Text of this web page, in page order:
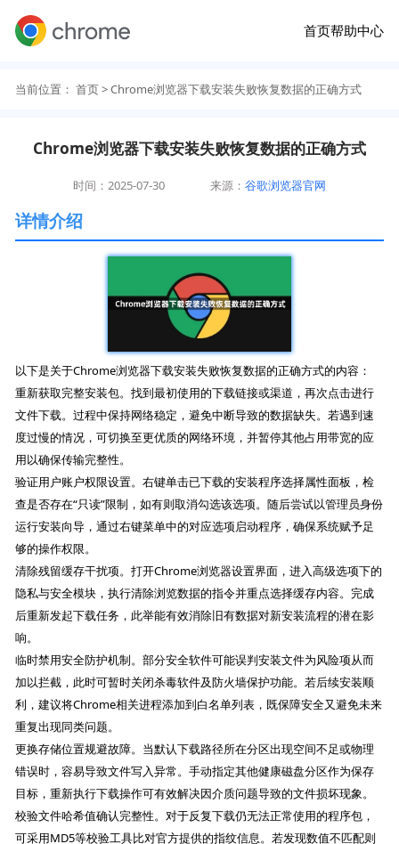
首页帮助中心
当前位置： 首页> Chrome浏览器下载安装失败恢复数据的正确方式
Chrome浏览器下载安装失败恢复数据的正确方式
时间：2025-07-30 来源：谷歌浏览器官网
详情介绍
以下是关于Chrome浏览器下载安装失败恢复数据的正确方式的内容：
重新获取完整安装包。找到最初使用的下载链接或渠道，再次点击进行
文件下载。过程中保持网络稳定，避免中断导致的数据缺失。若遇到速
度过慢的情况，可切换至更优质的网络环境，并暂停其他占用带宽的应
用以确保传输完整性。
验证用户账户权限设置。右键单击已下载的安装程序选择属性面板，检
查是否存在“只读”限制，如有则取消勾选该选项。随后尝试以管理员身份
运行安装向导，通过右键菜单中的对应选项启动程序，确保系统赋予足
够的操作权限。
清除残留缓存干扰项。打开Chrome浏览器设置界面，进入高级选项下的
隐私与安全模块，执行清除浏览数据的指令并重点选择缓存内容。完成
后重新发起下载任务，此举能有效消除旧有数据对新安装流程的潜在影
响。
临时禁用安全防护机制。部分安全软件可能误判安装文件为风险项从而
加以拦截，此时可暂时关闭杀毒软件及防火墙保护功能。若后续安装顺
利，建议将Chrome相关进程添加到白名单列表，既保障安全又避免未来
重复出现同类问题。
更换存储位置规避故障。当默认下载路径所在分区出现空间不足或物理
错误时，容易导致文件写入异常。手动指定其他健康磁盘分区作为保存
目标，重新执行下载操作可有效解决因介质问题导致的文件损坏现象。
校验文件哈希值确认完整性。对于反复下载仍无法正常使用的程序包，
可采用MD5等校验工具比对官方提供的指纹信息。若发现数值不匹配则